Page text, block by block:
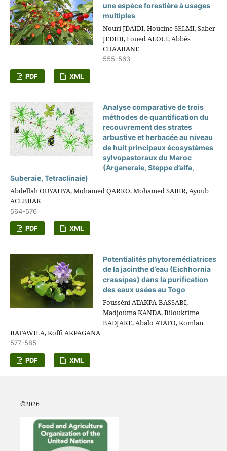
une espèce forestière à usages
multiples
Nouri JDAIDI, Houcine SELMI, Saber
JEDIDI, Foued ALOUI, Abbès
CHAABANE
555-563
PDF XML
Analyse comparative de trois
méthodes de quantification du
recouvrement des strates
arbustive et herbacée au niveau
de huit principaux écosystèmes
sylvopastoraux du Maroc
(Arganeraie, Steppe d’alfa,
Suberaie, Tetraclinaie)
Abdellah OUYAHYA, Mohamed QARRO, Mohamed SABIR, Ayoub
ACEBBAR
564-576
PDF XML
Potentialités phytoremédiatrices
de la jacinthe d’eau (Eichhornia
crassipes) dans la purification
des eaux usées au Togo
Fousséni ATAKPA-BASSABI,
Madjouma KANDA, Bilouktime
BADJARE, Abalo ATATO, Komlan
BATAWILA, Koffi AKPAGANA
577-585
PDF XML
©2026